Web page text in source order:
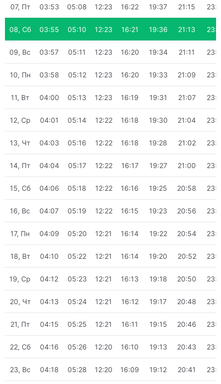
07, Пт 03:53 05:08 12:23 16:22 19:37 21:15
08, Сб 03:55 05:10 12:23 16:21 19:36 21:13
09, Вс 03:57 05:11 12:23 16:20 19:34 21:11
10, Пн 03:58 05:12 12:23 16:20 19:33 21:09
11, Вт 04:00 05:13 12:23 16:19 19:31 21:07
12, Ср 04:01 05:14 12:22 16:18 19:30 21:04
13, Чт 04:03 05:16 12:22 16:18 19:28 21:02
14, Пт 04:04 05:17 12:22 16:17 19:27 21:00
15, Сб 04:06 05:18 12:22 16:16 19:25 20:58
16, Вс 04:07 05:19 12:22 16:15 19:23 20:56
17, Пн 04:09 05:20 12:21 16:14 19:22 20:54
18, Вт 04:10 05:22 12:21 16:14 19:20 20:52
19, Ср 04:12 05:23 12:21 16:13 19:18 20:50
20, Чт 04:13 05:24 12:21 16:12 19:17 20:48
21, Пт 04:15 05:25 12:21 16:11 19:15 20:46
22, Сб 04:16 05:26 12:20 16:10 19:13 20:43
23, Вс 04:18 05:28 12:20 16:09 19:12 20:41